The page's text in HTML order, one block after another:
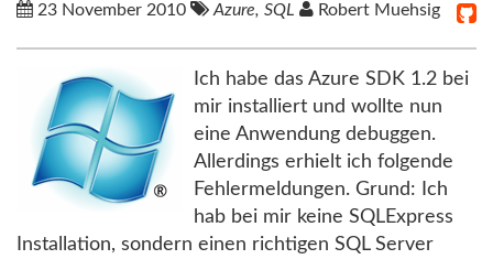
23 November 2010 Azure, SQL Robert Muehsig
Ich habe das Azure SDK 1.2 bei
mir installiert und wollte nun
eine Anwendung debuggen.
Allerdings erhielt ich folgende
Fehlermeldungen. Grund: Ich
hab bei mir keine SQLExpress
Installation, sondern einen richtigen SQL Server